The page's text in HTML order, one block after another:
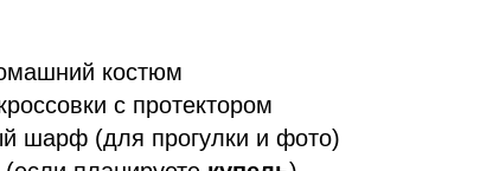
костюм
с протектором
шарф (для прогулки и фото)